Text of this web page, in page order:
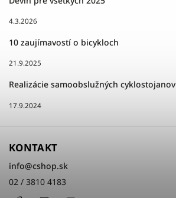
4.3.2026
10 zaujímavostí o bicykloch
21.9.2025
Realizácie samoobslužných cyklostojanov
17.9.2024
KONTAKT
info@cshop.sk
02 / 3810 4183